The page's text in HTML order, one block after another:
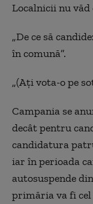
Localnicii nu
„De ce să
în comună”.
„(Aţi vota-o pe
Campania se
decât pentru
candidatura
iar în perioada
autosuspende
primăria va fi